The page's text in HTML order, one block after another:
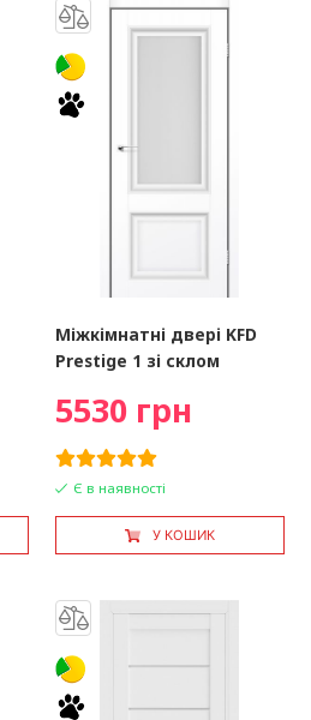
Міжкімнатні двері KFD
Prestige 1 зі склом
5530 грн
Є в наявності
У КОШИК